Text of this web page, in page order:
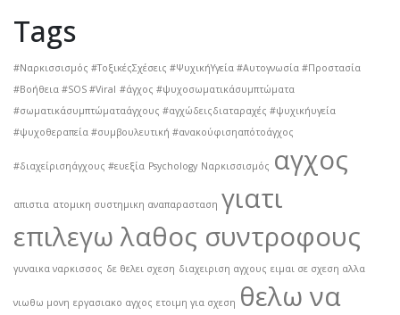
Tags
#Ναρκισσισμός #ΤοξικέςΣχέσεις #ΨυχικήΥγεία #Αυτογνωσία #Προστασία
#Βοήθεια #SOS #Viral #άγχος #ψυχοσωματικάσυμπτώματα
#σωματικάσυμπτώματαάγχους #αγχώδειςδιαταραχές #ψυχικήυγεία
#ψυχοθεραπεία #συμβουλευτική #ανακούφισηαπότοάγχος
#διαχείρισηάγχους #ευεξία Psychology Ναρκισσισμός αγχος
απιστια ατομικη συστημικη αναπαρασταση γιατι
επιλεγω λαθος συντροφους
γυναικα ναρκισσος δε θελει σχεση διαχειριση αγχους ειμαι σε σχεση αλλα
νιωθω μονη εργασιακο αγχος ετοιμη για σχεση θελω να